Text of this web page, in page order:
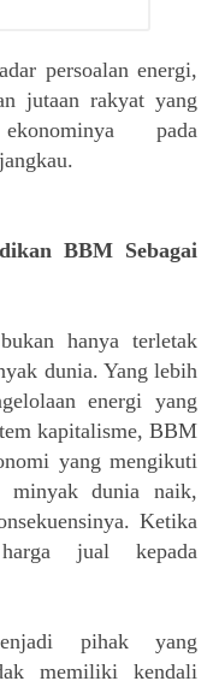
persoalan energi,
jutaan rakyat yang
pada
BBM Sebagai
hanya terletak
dunia. Yang lebih
energi yang
kapitalisme, BBM
yang mengikuti
minyak dunia naik,
Ketika
jual kepada
pihak yang
memiliki kendali